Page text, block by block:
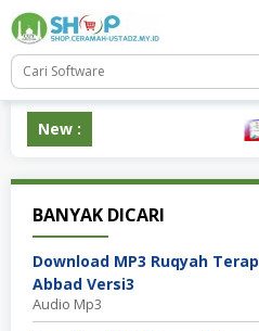
Loncat
ke
konten
New :
BANYAK DICARI
Download MP3 Ruqyah
Abbad Versi3
Audio Mp3